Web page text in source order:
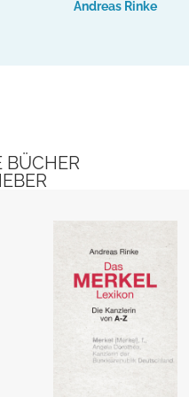
Andreas Rinke
BÜCHER